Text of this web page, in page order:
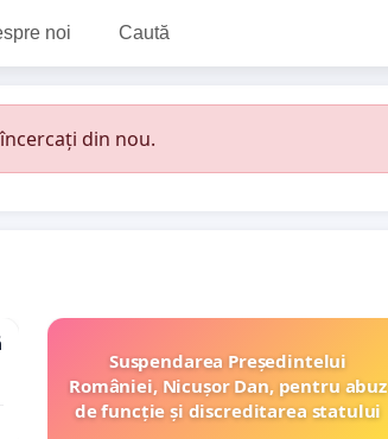
noi Caută
din nou.
Suspendarea Președintelui
României, Nicușor Dan, pentru abuz
de funcție și discreditarea statului